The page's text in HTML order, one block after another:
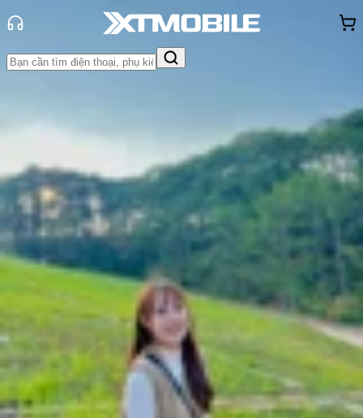
Đánh Giá - Trên Tay
Tin MớiĐánh Giá - Trên TaySo Sánh Tư vấn Khuyến
mãi
Thủ thuậtHỏi đápApp - Game Thông báoKhách
hàng - Sự kiện
Đánh giá HONOR 400: Phần mềm
thực sự trở nên 'thân thiện', đặc
biệt là AI!
Thùy Nguyễn
Ngày đăng:
25/05/2025
Cập nhật:
25/05/2025
Theo dõi XTMobile trên